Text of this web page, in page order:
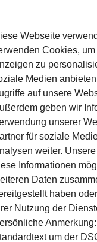
um
Webseite
Cookies, um
zu
Medien
auf unsere
geben wir
unserer
für soziale
weiter.
Informationen
Daten
haben
Nutzung der
um der